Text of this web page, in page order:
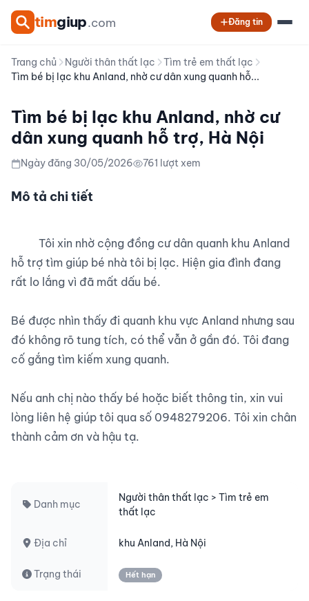
timgiup.com Đăng tin
Trang chủ Người thân thất lạc
Tìm trẻ em thất lạc
Tìm bé bị lạc khu Anland, nhờ cư dân xung quanh hỗ...
Tìm bé bị lạc khu Anland, nhờ cư
dân xung quanh hỗ trợ, Hà Nội
Ngày đăng 30/05/2026 761 lượt xem
Mô tả chi tiết
hỗ trợ tìm giúp bé nhà tôi bị lạc. Hiện gia đình đang
rất lo lắng vì đã mất dấu bé.
Bé được nhìn thấy đi quanh khu vực Anland nhưng sau
đó không rõ tung tích, có thể vẫn ở gần đó. Tôi đang
cố gắng tìm kiếm xung quanh.
Nếu anh chị nào thấy bé hoặc biết thông tin, xin vui
lòng liên hệ giúp tôi qua số 0948279206. Tôi xin chân
thành cảm ơn và hậu tạ.
Danh mục
Người thân thất lạc > Tìm trẻ em
thất lạc
Địa chỉ khu Anland, Hà Nội
Trạng thái Hết hạn